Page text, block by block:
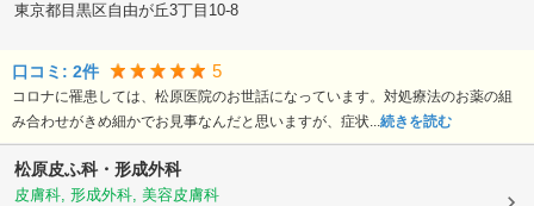
東京都目黒区自由が丘3丁目10-8
口コミ: 2件 5
コロナに罹患しては、松原医院のお世話になっています。対処療法のお薬の組
み合わせがきめ細かでお見事なんだと思いますが、症状...続きを読む
松原皮ふ科・形成外科
皮膚科, 形成外科, 美容皮膚科